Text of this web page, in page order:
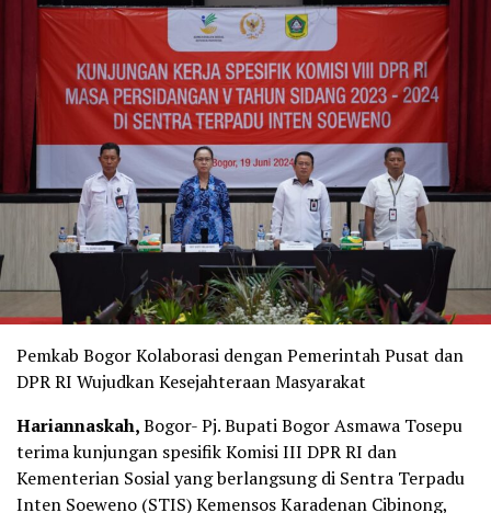
Pemkab Bogor Kolaborasi dengan Pemerintah Pusat dan
DPR RI Wujudkan Kesejahteraan Masyarakat
Hariannaskah,Bogor- Pj. Bupati Bogor Asmawa Tosepu
terima kunjungan spesifik Komisi III DPR RI dan
Kementerian Sosial yang berlangsung di Sentra Terpadu
Inten Soeweno (STIS) Kemensos Karadenan Cibinong,